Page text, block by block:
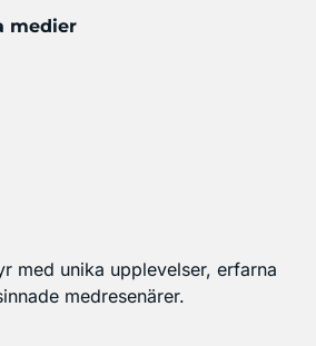
medier
med unika upplevelser, erfarna
medresenärer.